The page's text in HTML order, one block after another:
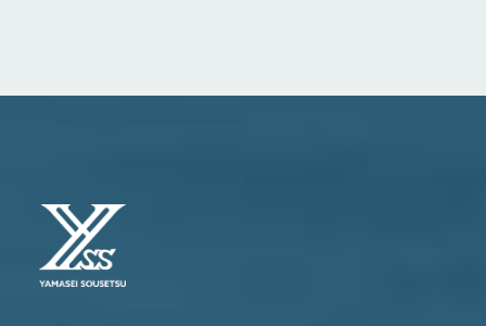
24時間受付 - 3営業日以内にご返信